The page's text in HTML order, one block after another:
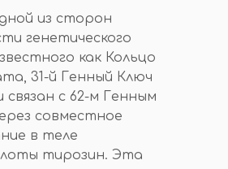
из сторон
генетического
как Кольцо
31-й Генный Ключ
связан с 62-м Генным
совместное
в теле
тирозин. Эта